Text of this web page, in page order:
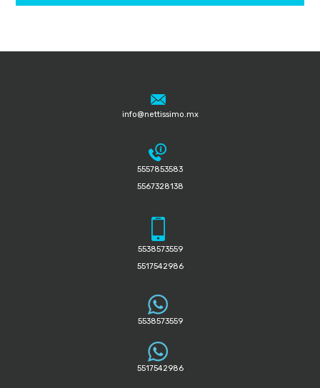
info@nettissimo.mx
5557853583
5567328138
5538573559
5517542986
5538573559
5517542986